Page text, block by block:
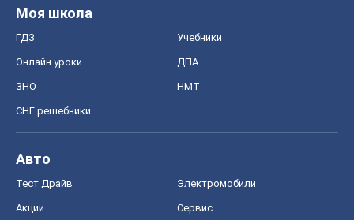
Моя школа
ГДЗ Учебники
Онлайн уроки ДПА
ЗНО НМТ
СНГ решебники
Авто
Тест Драйв Электромобили
Акции Сервис